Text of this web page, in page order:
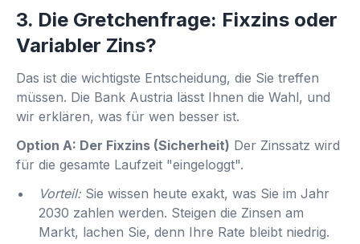
3. Die Gretchenfrage: Fixzins oder
Variabler Zins?
Das ist die wichtigste Entscheidung, die Sie treffen
müssen. Die Bank Austria lässt Ihnen die Wahl, und
wir erklären, was für wen besser ist.
Option A: Der Fixzins (Sicherheit) Der Zinssatz wird
für die gesamte Laufzeit "eingeloggt".
Vorteil:Sie wissen heute exakt, was Sie im Jahr
2030 zahlen werden. Steigen die Zinsen am
Markt, lachen Sie, denn Ihre Rate bleibt niedrig.